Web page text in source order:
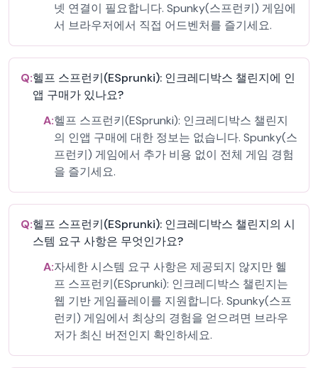
넷 연결이 필요합니다. Spunky(스프런키) 게임에
서 브라우저에서 직접 어드벤처를 즐기세요.
Q:헬프 스프런키(ESprunki): 인크레디박스 챌린지에 인
앱 구매가 있나요?
A:헬프 스프런키(ESprunki): 인크레디박스 챌린지
의 인앱 구매에 대한 정보는 없습니다. Spunky(스
프런키) 게임에서 추가 비용 없이 전체 게임 경험
을 즐기세요.
Q:헬프 스프런키(ESprunki): 인크레디박스 챌린지의 시
스템 요구 사항은 무엇인가요?
A:자세한 시스템 요구 사항은 제공되지 않지만 헬
프 스프런키(ESprunki): 인크레디박스 챌린지는
웹 기반 게임플레이를 지원합니다. Spunky(스프
런키) 게임에서 최상의 경험을 얻으려면 브라우
저가 최신 버전인지 확인하세요.